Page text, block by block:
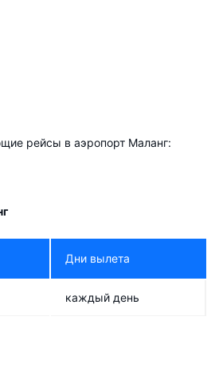
рейсы в аэропорт Маланг:
Дни вылета
каждый день